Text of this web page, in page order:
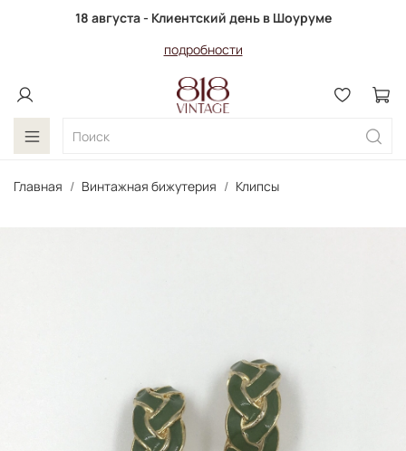
18 августа - Клиентский день в Шоуруме
подробности
Главная Винтажная бижутерия Клипсы